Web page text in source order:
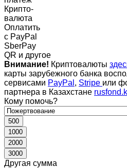
Крипто-
валюта
Оплатить
c PayPal
SberPay
QR и другое
Внимание! Криптовалюты
карты зарубежного банка
сервисами PayPal , Stripe или
партнера в Казахстане
Кому помочь?
500
1000
2000
3000
Другая сумма